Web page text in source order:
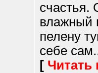
счастья.
влажный
пелену
себе
[ Читать